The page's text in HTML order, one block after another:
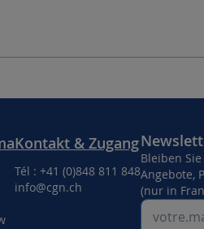
Kontakt & Zugang
Tél : +41 (0)848 811 848
info@cgn.ch
Bleiben
Angebote,
(nur in